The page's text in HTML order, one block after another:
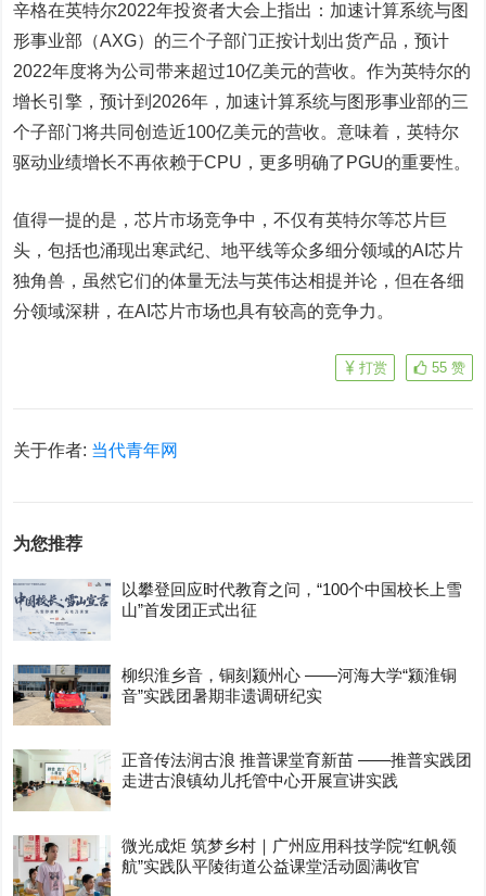
辛格在英特尔2022年投资者大会上指出：加速计算系统与图
形事业部（AXG）的三个子部门正按计划出货产品，预计
2022年度将为公司带来超过10亿美元的营收。作为英特尔的
增长引擎，预计到2026年，加速计算系统与图形事业部的三
个子部门将共同创造近100亿美元的营收。意味着，英特尔
驱动业绩增长不再依赖于CPU，更多明确了PGU的重要性。
值得一提的是，芯片市场竞争中，不仅有英特尔等芯片巨
头，包括也涌现出寒武纪、地平线等众多细分领域的AI芯片
独角兽，虽然它们的体量无法与英伟达相提并论，但在各细
分领域深耕，在AI芯片市场也具有较高的竞争力。
55 赞
打赏
关于作者: 当代青年网
为您推荐
以攀登回应时代教育之问，“100个中国校长上雪
山”首发团正式出征
柳织淮乡音，铜刻颍州心 ——河海大学“颍淮铜
音”实践团暑期非遗调研纪实
正音传法润古浪 推普课堂育新苗 ——推普实践团
走进古浪镇幼儿托管中心开展宣讲实践
微光成炬 筑梦乡村｜广州应用科技学院“红帆领
航”实践队平陵街道公益课堂活动圆满收官